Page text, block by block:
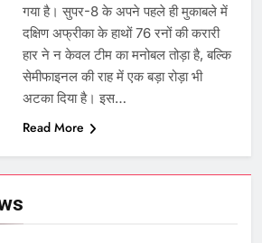
गया है। सुपर-8 के अपने पहले ही मुकाबले में
दक्षिण अफ्रीका के हाथों 76 रनों की करारी
हार ने न केवल टीम का मनोबल तोड़ा है, बल्कि
सेमीफाइनल की राह में एक बड़ा रोड़ा भी
अटका दिया है। इस…
Read More